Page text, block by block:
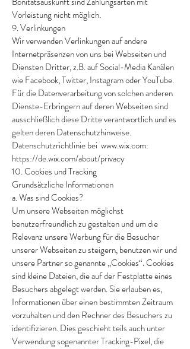
Vorleistung nicht möglich.
9. Verlinkungen
Wir verwenden Verlinkungen auf andere
Internetpräsenzen von uns bei Webseiten und
Diensten Dritter, z.B. auf Social-Media Kanälen
wie Facebook, Twitter, Instagram oder YouTube.
Für die Datenverarbeitung von solchen anderen
Dienste-Erbringern auf deren Webseiten sind
ausschließlich diese Dritte verantwortlich und es
gelten deren Datenschutzhinweise.
Datenschutzrichtlinie bei www.wix.com:
https://de.wix.com/about/privacy
10. Cookies und Tracking
Grundsätzliche Informationen
a. Was sind Cookies?
Um unsere Webseiten möglichst
benutzerfreundlich zu gestalten und um die
Relevanz unsere Werbung für die Besucher
unserer Webseiten zu steigern, benutzen wir und
unsere Partner so genannte „Cookies“. Cookies
sind kleine Dateien, die auf der Festplatte eines
Besuchers abgelegt werden. Sie erlauben es,
Informationen über einen bestimmten Zeitraum
vorzuhalten und den Rechner des Besuchers zu
identifizieren. Dies geschieht teils auch unter
Verwendung sogenannter Tracking-Pixel, die